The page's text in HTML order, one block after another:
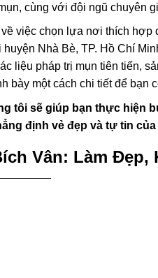
cùng với đội ngũ chuyên
việc chọn lựa nơi thích
Nhà Bè, TP. Hồ Chí
liệu pháp trị mụn tiên tiến,
bày một cách chi tiết để bạn
tôi sẽ giúp bạn thực hiện
định vẻ đẹp và tự tin
Vân: Làm Đẹp,